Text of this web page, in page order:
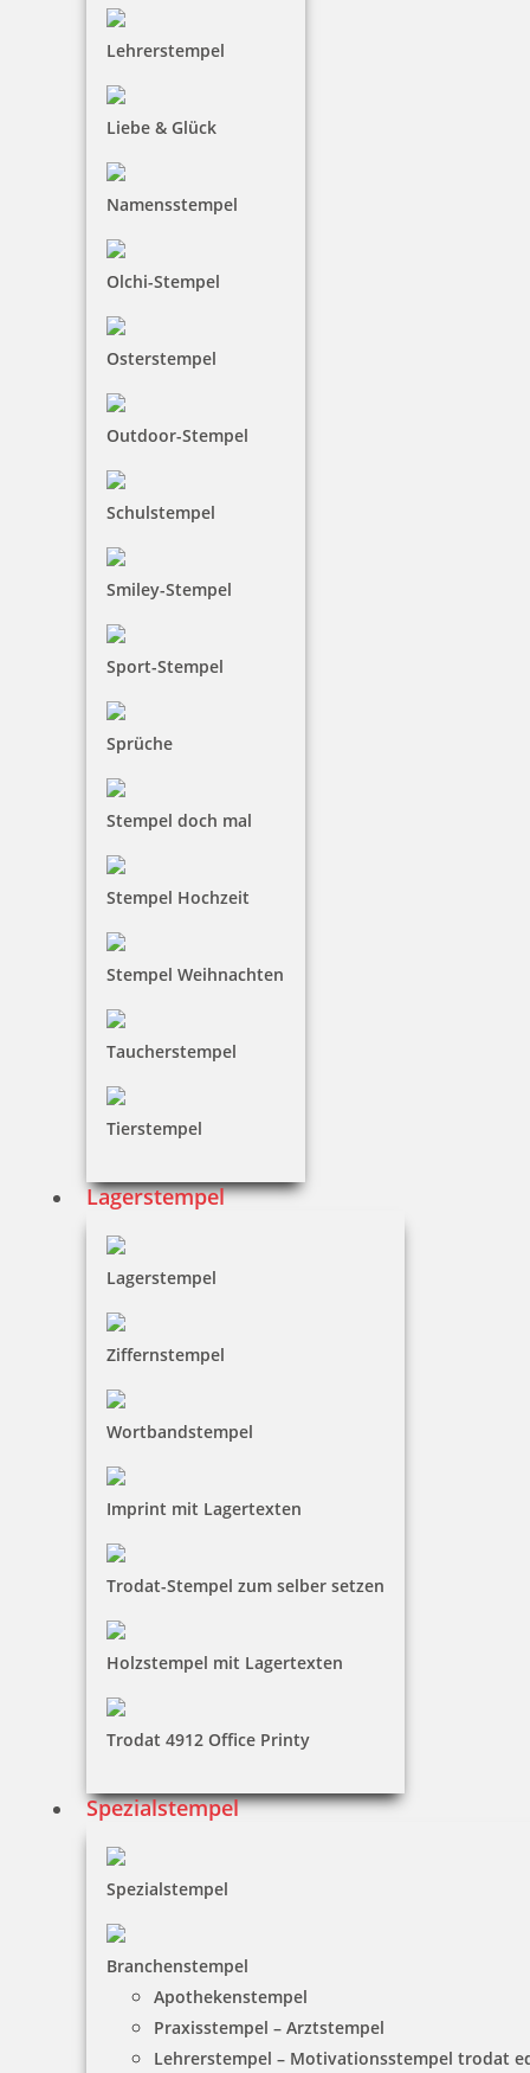
Lehrerstempel
Liebe & Glück
Namensstempel
Olchi-Stempel
Osterstempel
Outdoor-Stempel
Schulstempel
Smiley-Stempel
Sport-Stempel
Sprüche
Stempel doch mal
Stempel Hochzeit
Stempel Weihnachten
Taucherstempel
Tierstempel
Lagerstempel
Lagerstempel
Ziffernstempel
Wortbandstempel
Imprint mit Lagertexten
Trodat-Stempel zum selber setzen
Holzstempel mit Lagertexten
Trodat 4912 Office Printy
Spezialstempel
Spezialstempel
Branchenstempel
Apothekenstempel
Praxisstempel – Arztstempel
Lehrerstempel – Motivationsstempel trodat
Colop Printer R Outdoorstempel rund mit Tauchstempel-Motiv
Jetzt gestalten
Outdoor-Stempel sind ideal für Abenteurer,
Bergfreunde, Wanderer und Wassersportler und
Freiluft-Fans. Einfach Motiv wählen oder eigenen
Stempel gestalten und online bestellen.